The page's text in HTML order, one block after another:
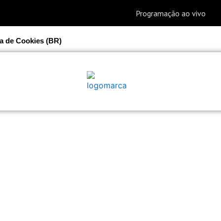
de Cookies (BR)